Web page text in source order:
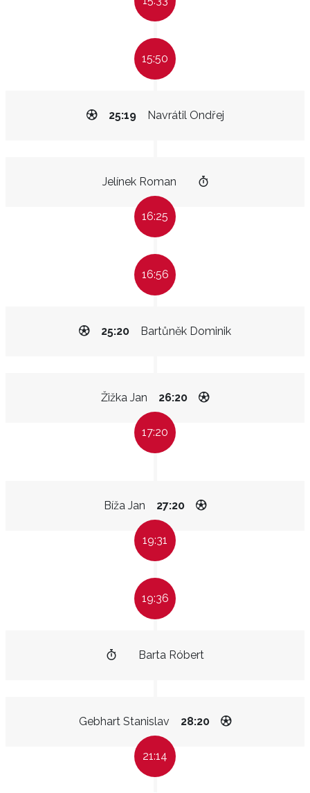
15:50
Navrátil Ondřej
25:19
Jelínek Roman
16:25
16:56
Bartůněk Dominik
25:20
Žižka Jan 26:20
17:20
Bíža Jan 27:20
19:31
19:36
Barta Róbert
Gebhart Stanislav 28:20
21:14